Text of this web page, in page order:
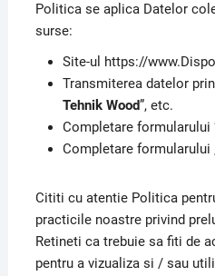
Politica se aplica Datelor
surse:
Site-ul https://
Transmiterea datelor
Tehnik Wood”, etc.
Completare formularului
Completare formularului
Cititi cu atentie Politica
practicile noastre privind
Retineti ca trebuie sa fiti de
pentru a vizualiza si / sau